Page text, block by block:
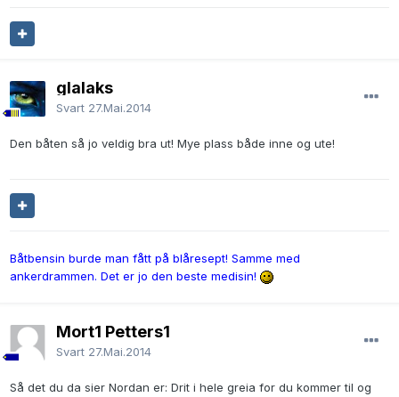
glalaks
Svart 27.Mai.2014
Den båten så jo veldig bra ut! Mye plass både inne og ute!
Båtbensin burde man fått på blåresept! Samme med
ankerdrammen. Det er jo den beste medisin!
Mort1 Petters1
Svart 27.Mai.2014
Så det du da sier Nordan er: Drit i hele greia for du kommer til og